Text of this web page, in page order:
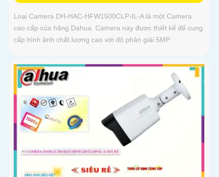
Loại Camera DH-HAC-HFW1500CLP-IL-A là một Camera
cao cấp của hãng Dahua. Camera này được thiết kế để cung
cấp hình ảnh chất lượng cao với độ phân giải 5MP